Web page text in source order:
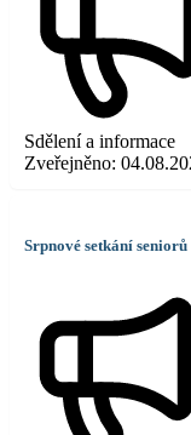
Sdělení a informace
Zveřejněno:
Srpnové setkání seniorů